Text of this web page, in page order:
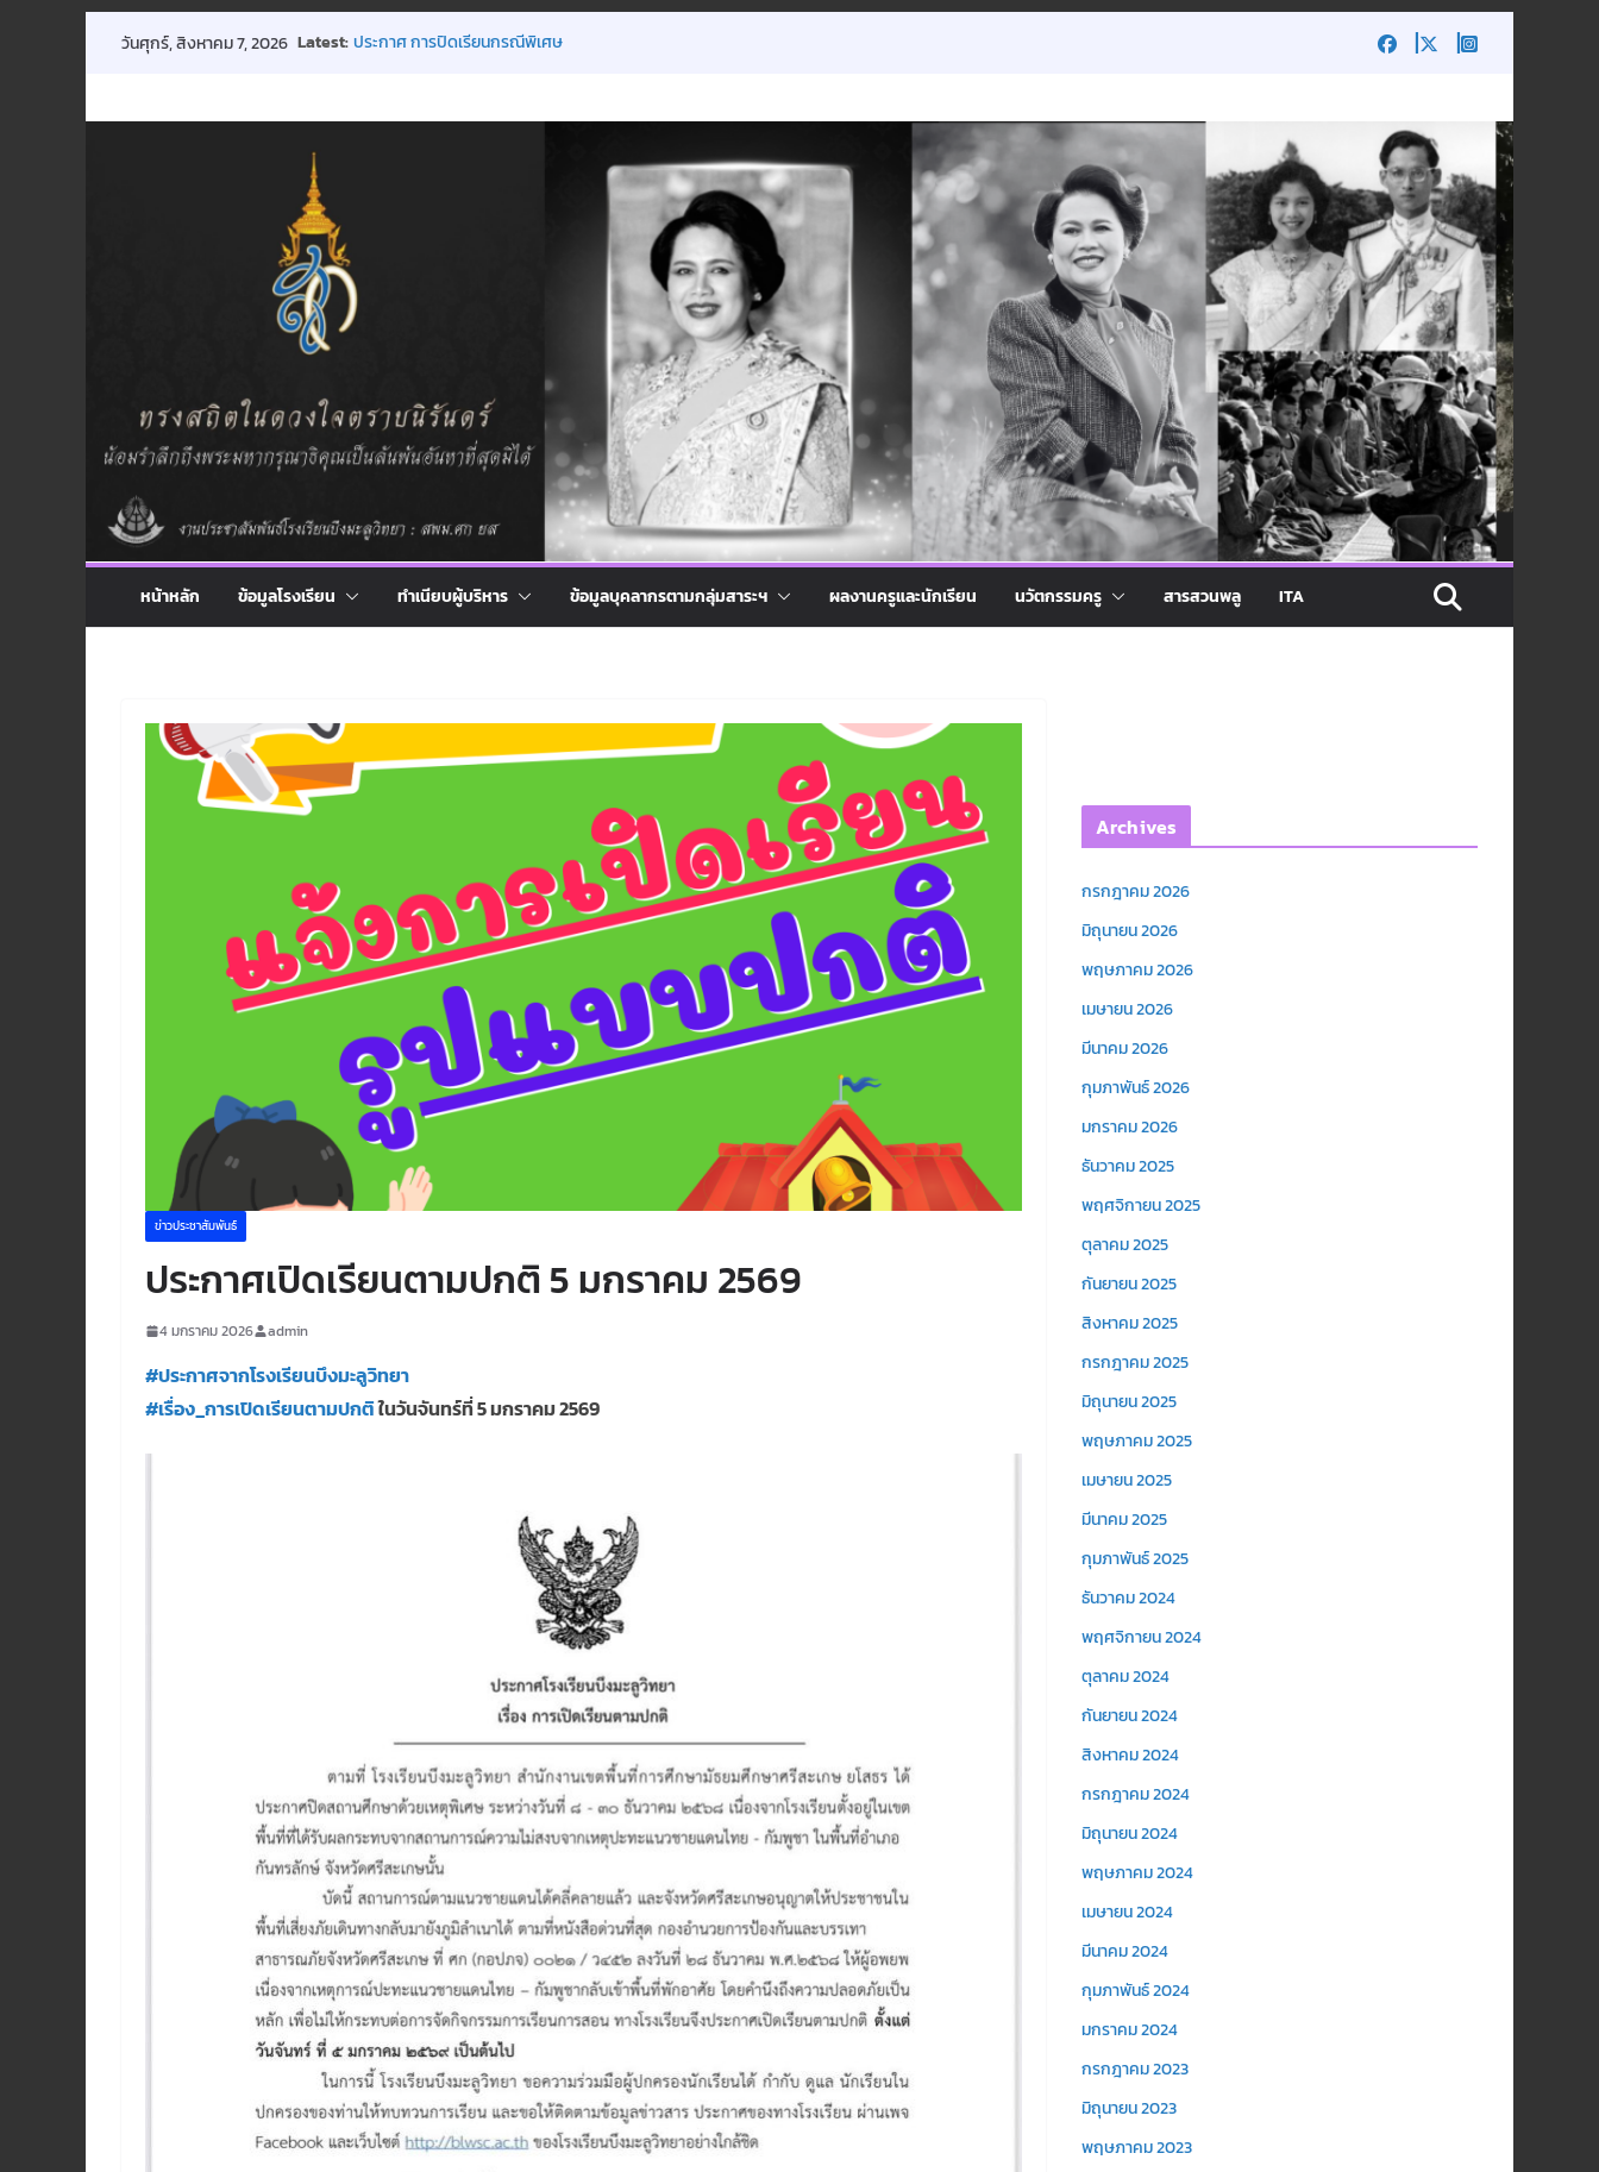
วันศุกร์, สิงหาคม 7, 2026 Latest:ประกาศ การปิดเรียนกรณีพิเศษ
หน้าหลัก ข้อมูลโรงเรียน ทำเนียบผู้บริหาร ข้อมูลบุคลากรตามกลุ่มสาระฯ ผลงานครูและนักเรียน นวัตกรรมครู สารสวนพลู ITA
ข่าวประชาสัมพันธ์
ประกาศเปิดเรียนตามปกติ 5 มกราคม 2569
4 มกราคม 2026 admin
#ประกาศจากโรงเรียนบึงมะลูวิทยา
#เรื่อง_การเปิดเรียนตามปกติในวันจันทร์ที่ 5 มกราคม 2569
Archives
กรกฎาคม 2026
มิถุนายน 2026
พฤษภาคม 2026
เมษายน 2026
มีนาคม 2026
กุมภาพันธ์ 2026
มกราคม 2026
ธันวาคม 2025
พฤศจิกายน 2025
ตุลาคม 2025
กันยายน 2025
สิงหาคม 2025
กรกฎาคม 2025
มิถุนายน 2025
พฤษภาคม 2025
เมษายน 2025
มีนาคม 2025
กุมภาพันธ์ 2025
ธันวาคม 2024
พฤศจิกายน 2024
ตุลาคม 2024
กันยายน 2024
สิงหาคม 2024
กรกฎาคม 2024
มิถุนายน 2024
พฤษภาคม 2024
เมษายน 2024
มีนาคม 2024
กุมภาพันธ์ 2024
มกราคม 2024
กรกฎาคม 2023
มิถุนายน 2023
พฤษภาคม 2023